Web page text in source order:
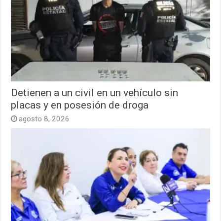
Detienen a un civil en un vehículo sin
placas y en posesión de droga
agosto 8, 2026